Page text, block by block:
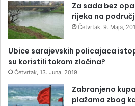
Za sada bez
rijeka na
Četvrtak, 9. Maja,
Ubice sarajevskih policajaca
su koristili tokom zločina?
Četvrtak, 13. Juna, 2019.
Zabranjeno
plažama zbog